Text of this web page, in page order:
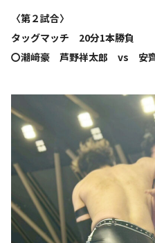
〈第２試合〉
タッグマッチ 20分1本勝負
〇潮﨑豪 芦野祥太郎 vs 安